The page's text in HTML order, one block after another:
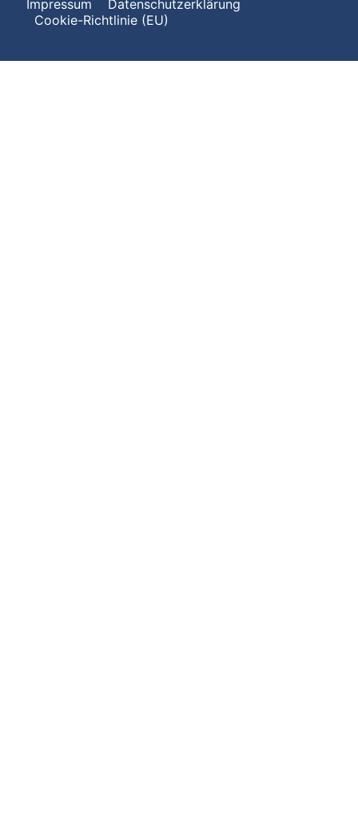
Impressum
Datenschutzerklärung
Cookie-Richtlinie (EU)